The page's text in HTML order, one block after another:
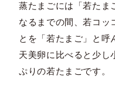
蒸たまごには「若たま
なるまでの間、若コッ
とを「若たまご」と呼
天美卵に比べると少し
ぷりの若たまごです。